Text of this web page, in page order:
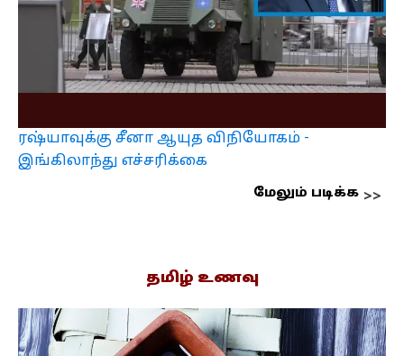
ரஷ்யாவுக்கு சீனா ஆயுத விநியோகம் -
இங்கிலாந்து எச்சரிக்கை
மேலும் படிக்க
தமிழ் உணவு